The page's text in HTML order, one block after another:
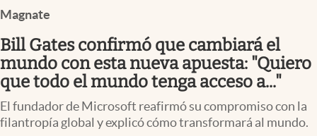
Espiritual
Streaming
PC y mobile
Magnate
Bill Gates confirmó que cambiará el
mundo con esta nueva apuesta: "Quiero
que todo el mundo tenga acceso a..."
El fundador de Microsoft reafirmó su compromiso con la
filantropía global y explicó cómo transformará al mundo.